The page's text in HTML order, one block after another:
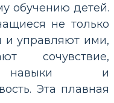
обучению детей.
не только
и управляют ими,
сочувствие,
навыки и
Эта плавная